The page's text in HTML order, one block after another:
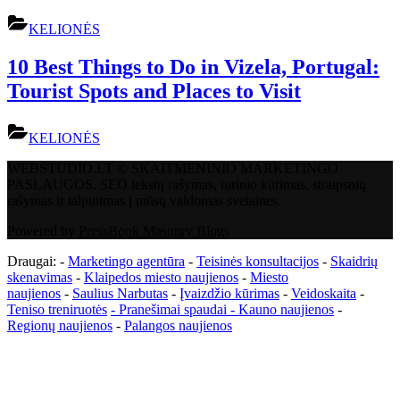
KELIONĖS
10 Best Things to Do in Vizela, Portugal:
Tourist Spots and Places to Visit
KELIONĖS
Draugai: - Marketingo agentūra - Teisinės konsultacijos - Skaidrių
skenavimas - Klaipedos miesto naujienos - Miesto
naujienos - Saulius Narbutas - Įvaizdžio kūrimas - Veidoskaita -
Teniso treniruotės - Pranešimai spaudai - Kauno naujienos -
Regionų naujienos - Palangos naujienos